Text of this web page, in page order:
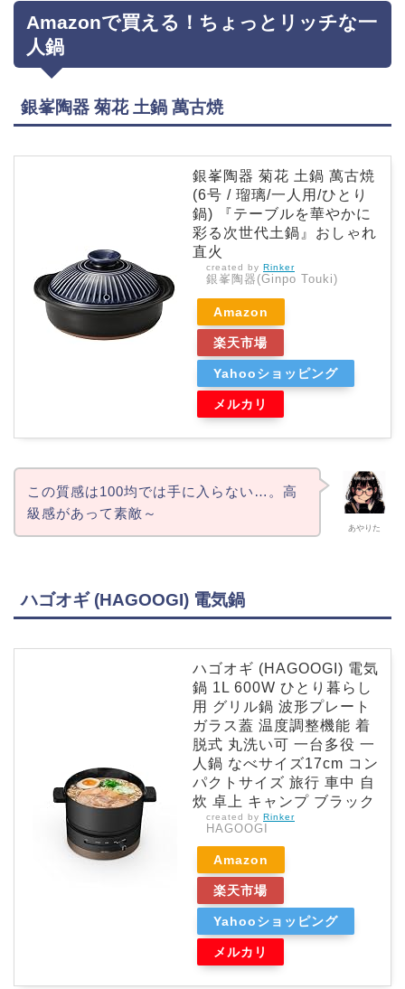
Amazonで買える！ちょっとリッチな一
人鍋
銀峯陶器 菊花 土鍋 萬古焼
銀峯陶器 菊花 土鍋 萬古焼
(6号 / 瑠璃/一人用/ひとり
鍋) 『テーブルを華やかに
彩る次世代土鍋』おしゃれ
直火
created by Rinker
銀峯陶器(Ginpo Touki)
Amazon
楽天市場
Yahooショッピング
メルカリ
あやりた
この質感は100均では手に入らない…。高
級感があって素敵～
ハゴオギ (HAGOOGI) 電気鍋
ハゴオギ (HAGOOGI) 電気
鍋 1L 600W ひとり暮らし
用 グリル鍋 波形プレート
ガラス蓋 温度調整機能 着
脱式 丸洗い可 一台多役 一
人鍋 なべサイズ17cm コン
パクトサイズ 旅行 車中 自
炊 卓上 キャンプ ブラック
created by Rinker
HAGOOGI
Amazon
楽天市場
Yahooショッピング
メルカリ